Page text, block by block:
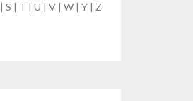
|S | T |U |V |W |Y | Z